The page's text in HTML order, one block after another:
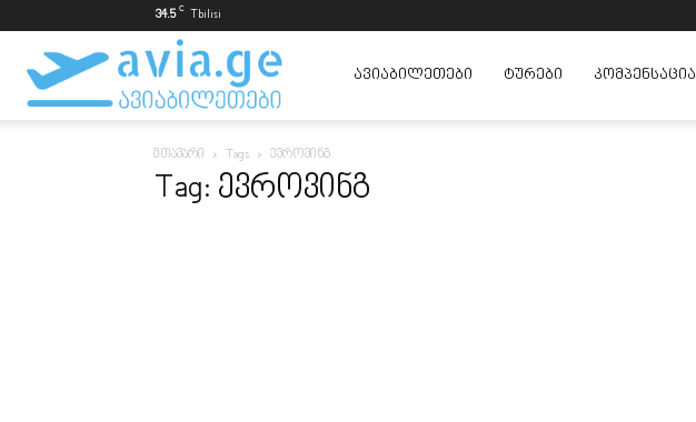
34.5 C Tbilisi
ავიაბილეთები
ყველაზე
ᲐᲕᲘᲐᲑᲘᲚᲔᲗᲔᲑᲘ ᲢᲣᲠᲔᲑᲘ ᲙᲝᲛᲞᲔᲜᲡᲐᲪᲘᲐ
მთავარი Tags ევროვინგ
Tag: ევროვინგ